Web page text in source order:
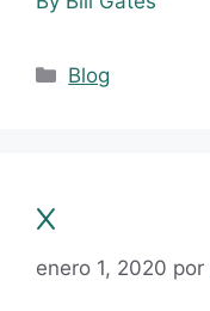
Blog
x
enero 1, 2020 por